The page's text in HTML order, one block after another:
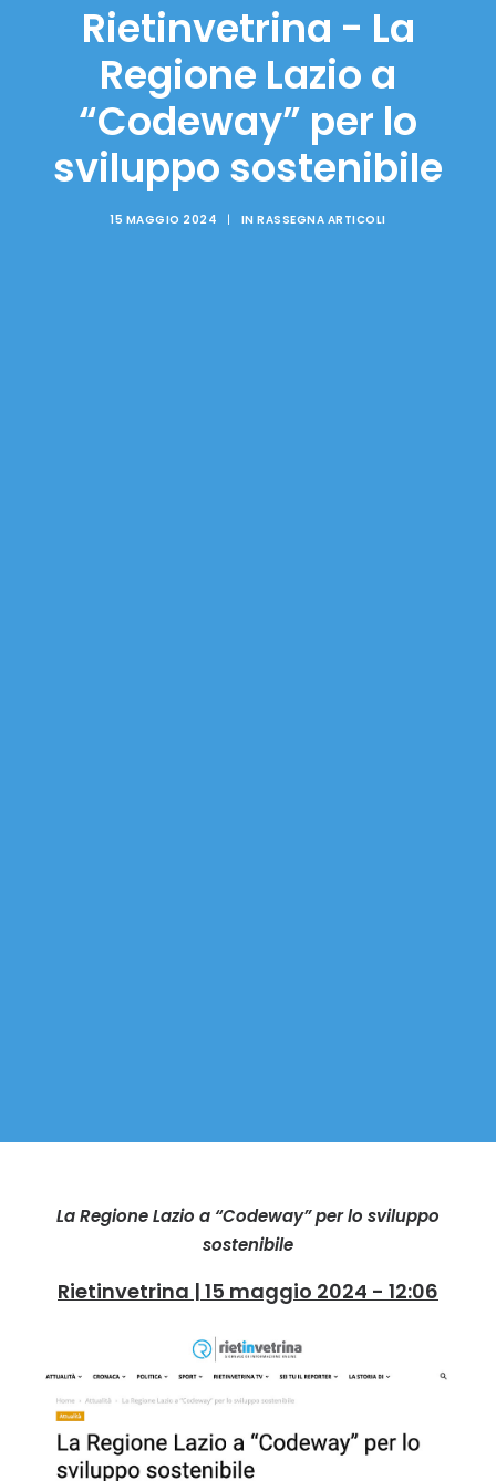
Rietinvetrina - La
Regione Lazio a
“Codeway” per lo
sviluppo sostenibile
15 MAGGIO 2024 | INRASSEGNA ARTICOLI
La Regione Lazio a “Codeway” per lo sviluppo
sostenibile
Rietinvetrina | 15 maggio 2024 - 12:06